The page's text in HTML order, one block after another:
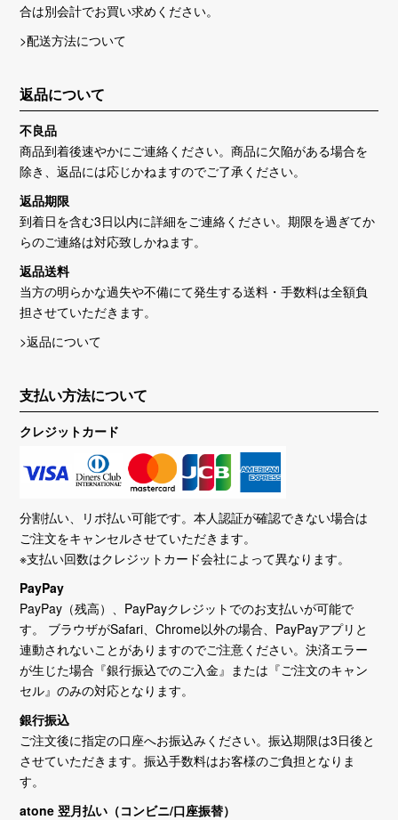
合は別会計でお買い求めください。
>配送方法について
返品について
不良品
商品到着後速やかにご連絡ください。商品に欠陥がある場合を
除き、返品には応じかねますのでご了承ください。
返品期限
到着日を含む3日以内に詳細をご連絡ください。期限を過ぎてか
らのご連絡は対応致しかねます。
返品送料
当方の明らかな過失や不備にて発生する送料・手数料は全額負
担させていただきます。
>返品について
支払い方法について
クレジットカード
分割払い、リボ払い可能です。本人認証が確認できない場合は
ご注文をキャンセルさせていただきます。
※支払い回数はクレジットカード会社によって異なります。
PayPay
PayPay（残高）、PayPayクレジットでのお支払いが可能で
す。 ブラウザがSafari、Chrome以外の場合、PayPayアプリと
連動されないことがありますのでご注意ください。決済エラー
が生じた場合『銀行振込でのご入金』または『ご注文のキャン
セル』のみの対応となります。
銀行振込
ご注文後に指定の口座へお振込みください。振込期限は3日後と
させていただきます。振込手数料はお客様のご負担となりま
す。
atone 翌月払い（コンビニ/口座振替）